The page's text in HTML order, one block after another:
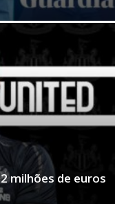
milhões de euros